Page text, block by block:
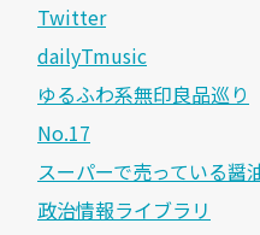
Twitter
dailyTmusic
ゆるふわ系無印良品巡り
No.17
スーパーで売っている醤
政治情報ライブラリ